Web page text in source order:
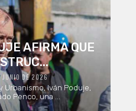
AFIRMA QUE
JUNIO DE 2026
Urbanismo, Iván Poduje,
Penco, una ...